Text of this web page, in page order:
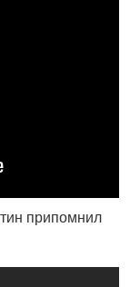
припомнил